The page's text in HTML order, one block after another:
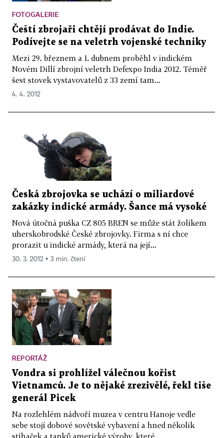
FOTOGALERIE
Čeští zbrojaři chtějí prodávat do Indie.
Podívejte se na veletrh vojenské techniky
Mezi 29. březnem a 1. dubnem proběhl v indickém
Novém Dillí zbrojní veletrh Defexpo India 2012. Téměř
šest stovek vystavovatelů z 33 zemí tam...
4. 4. 2012
Česká zbrojovka se uchází o miliardové
zakázky indické armády. Šance má vysoké
Nová útočná puška CZ 805 BREN se může stát žolíkem
uherskobrodské České zbrojovky. Firma s ní chce
prorazit u indické armády, která na její...
30. 3. 2012 ▪ 3 min. čtení
REPORTÁŽ
Vondra si prohlížel válečnou kořist
Vietnamců. Je to nějaké zrezivělé, řekl tiše
generál Picek
Na rozlehlém nádvoří muzea v centru Hanoje vedle
sebe stojí dobové sovětské vybavení a hned několik
stíhaček a tanků americké výroby, které...